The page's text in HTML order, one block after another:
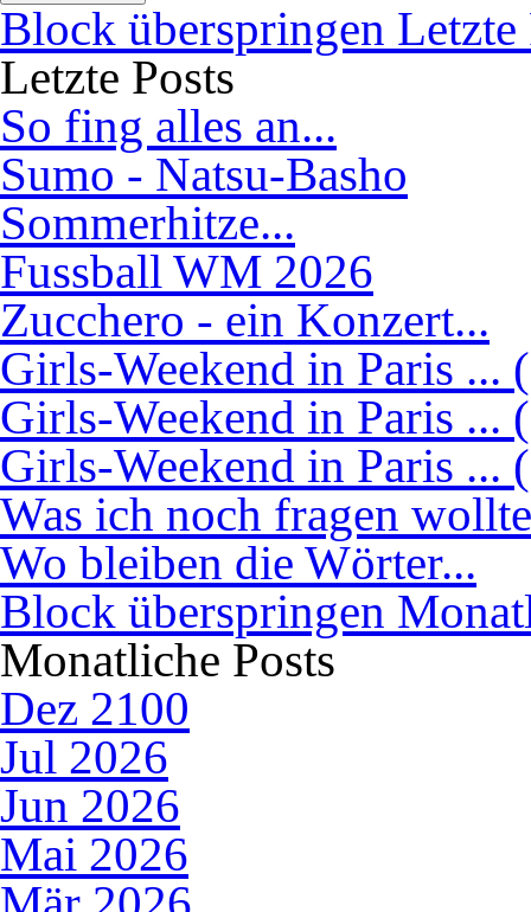
Block überspringen Letzte
Letzte Posts
So fing alles an...
Sumo - Natsu-Basho
Sommerhitze...
Fussball WM 2026
Zucchero - ein Konzert...
Girls-Weekend in Paris ...
Girls-Weekend in Paris ...
Girls-Weekend in Paris ...
Was ich noch fragen
Wo bleiben die Wörter...
Block überspringen
Monatliche Posts
Dez 2100
Jul 2026
Jun 2026
Mai 2026